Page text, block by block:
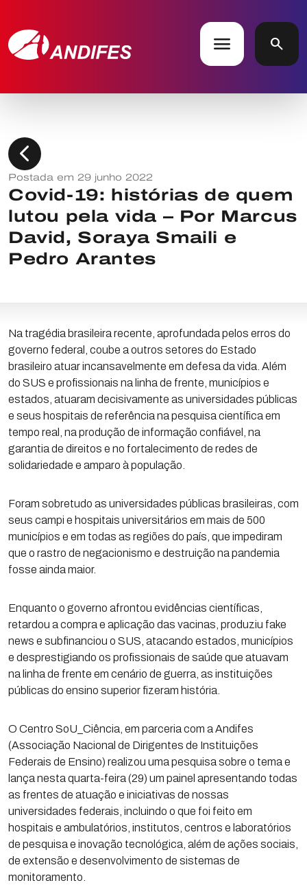
menu search
chevron_left
Postada em 29 junho 2022
Covid-19: histórias de quem
lutou pela vida – Por Marcus
David, Soraya Smaili e
Pedro Arantes
​Na tragédia brasileira recente, aprofundada pelos erros do
governo federal, coube a outros setores do Estado
brasileiro atuar incansavelmente em defesa da vida. Além
do SUS e profissionais na linha de frente, municípios e
estados, atuaram decisivamente as universidades públicas
e seus hospitais de referência na pesquisa científica em
tempo real, na produção de informação confiável, na
garantia de direitos e no fortalecimento de redes de
solidariedade e amparo à população.
Foram sobretudo as universidades públicas brasileiras, com
seus campi e hospitais universitários em mais de 500
municípios e em todas as regiões do país, que impediram
que o rastro de negacionismo e destruição na pandemia
fosse ainda maior.
Enquanto o governo afrontou evidências científicas,
retardou a compra e aplicação das vacinas, produziu fake
news e subfinanciou o SUS, atacando estados, municípios
e desprestigiando os profissionais de saúde que atuavam
na linha de frente em cenário de guerra, as instituições
públicas do ensino superior fizeram história.
O Centro SoU_Ciência, em parceria com a Andifes
(Associação Nacional de Dirigentes de Instituições
Federais de Ensino) realizou uma pesquisa sobre o tema e
lança nesta quarta-feira (29) um painel apresentando todas
as frentes de atuação e iniciativas de nossas
universidades federais, incluindo o que foi feito em
hospitais e ambulatórios, institutos, centros e laboratórios
de pesquisa e inovação tecnológica, além de ações sociais,
de extensão e desenvolvimento de sistemas de
monitoramento.